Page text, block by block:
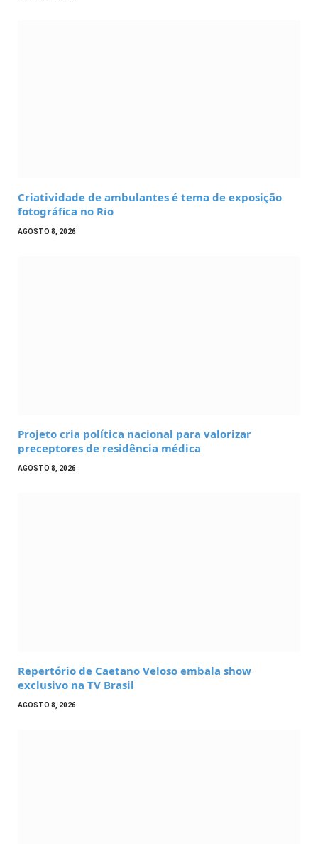
Criatividade de ambulantes é tema de exposição
fotográfica no Rio
AGOSTO 8, 2026
Projeto cria política nacional para valorizar
preceptores de residência médica
AGOSTO 8, 2026
Repertório de Caetano Veloso embala show
exclusivo na TV Brasil
AGOSTO 8, 2026